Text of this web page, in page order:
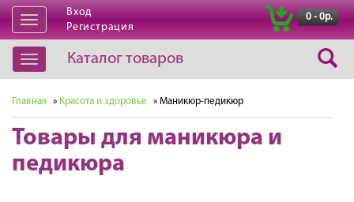
Открыть
навигацию
Вход
Регистрация
0 - 0р.
Открыть
навигацию
Каталог товаров
Главная » Красота и здоровье » Маникюр-педикюр
Товары для маникюра и
педикюра